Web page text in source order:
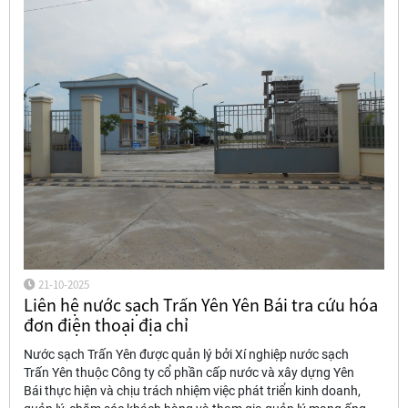
21-10-2025
Liên hệ nước sạch Trấn Yên Yên Bái tra cứu hóa
đơn điện thoại địa chỉ
Nước sạch Trấn Yên được quản lý bởi Xí nghiệp nước sạch
Trấn Yên thuộc Công ty cổ phần cấp nước và xây dựng Yên
Bái thực hiện và chịu trách nhiệm việc phát triển kinh doanh,